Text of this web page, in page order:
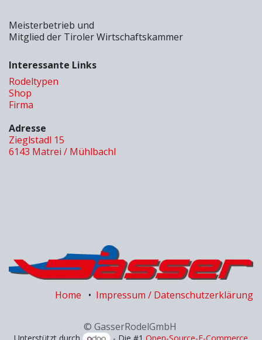
Meisterbetrieb und
Mitglied der Tiroler Wirtschaftskammer
Interessante Links
Rodeltypen
Shop
Firma
Adresse
Zieglstadl 15
6143 Matrei / Mühlbachl
Home • Impressum / Datenschutzerklärung
© GasserRodelGmbH